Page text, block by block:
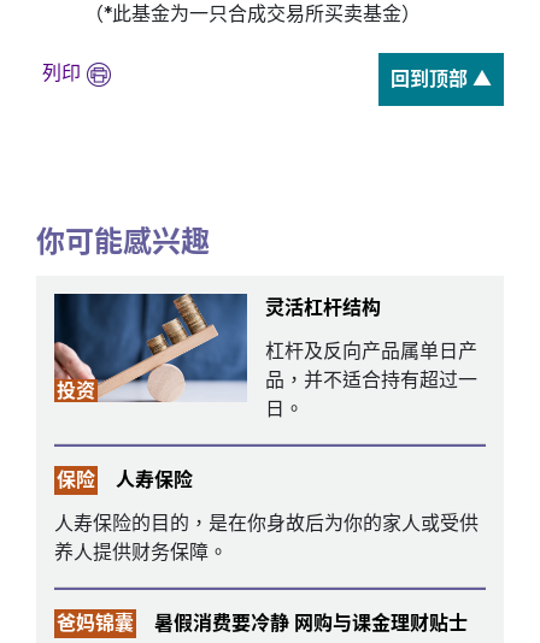
（*此基金为一只合成交易所买卖基金）
列印 回到顶部 ▲
你可能感兴趣
投资
灵活杠杆结构
杠杆及反向产品属单日产
品，并不适合持有超过一
日。
保险
人寿保险
人寿保险的目的，是在你身故后为你的家人或受供
养人提供财务保障。
爸妈锦囊
暑假消费要冷静 网购与课金理财贴士